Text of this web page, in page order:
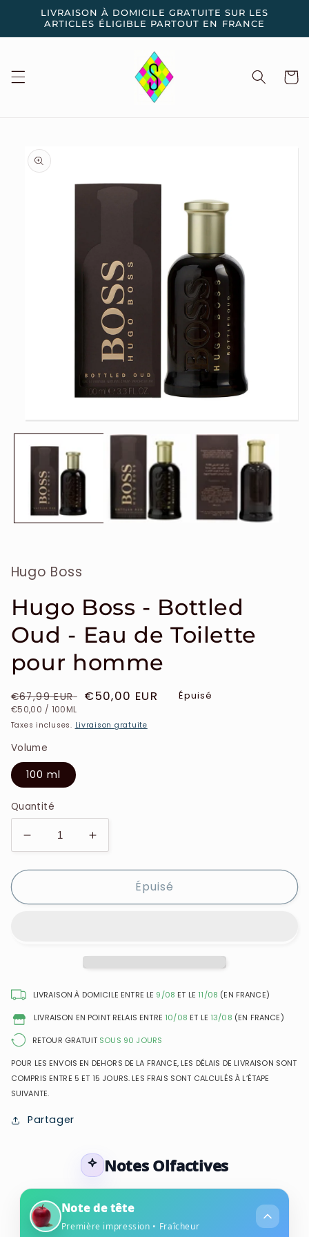
passer
contenu
LIVRAISON À DOMICILE GRATUITE SUR LES
ARTICLES ÉLIGIBLE PARTOUT EN FRANCE
Panier
Passer aux
informations
produits
le
média
fenêtre
modale
Hugo Boss
Hugo Boss - Bottled
Oud - Eau de Toilette
pour homme
Prix
habituel
€67,99 EUR
Prix
€50,00 EUR
PRIX
€50,00 / PAR
100ML
Épuisé
Taxes incluses. Livraison gratuite
Volume
100 ml
Quantité
Réduire
la
quantité
Hugo
Eau
Toilette
pour
Augmenter
la
quantité
Hugo
Eau
Toilette
pour
Épuisé
LIVRAISON À DOMICILE ENTRE LE 9/08 ET LE 11/08 (EN FRANCE)
LIVRAISON EN POINT RELAIS ENTRE 10/08 ET LE 13/08 (EN FRANCE)
RETOUR GRATUIT SOUS 90 JOURS
POUR LES ENVOIS EN DEHORS DE LA FRANCE, LES DÉLAIS DE LIVRAISON SONT
COMPRIS ENTRE 5 ET 15 JOURS. LES FRAIS SONT CALCULÉS À L’ÉTAPE
SUIVANTE.
Partager
Notes Olfactives
Note de tête
Première impression • Fraîcheur